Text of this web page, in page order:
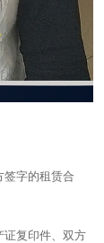
签字的租赁合
证复印件、双方